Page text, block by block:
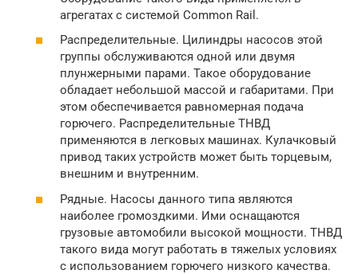
агрегатах с системой Common Rail.
Распределительные. Цилиндры насосов этой
группы обслуживаются одной или двумя
плунжерными парами. Такое оборудование
обладает небольшой массой и габаритами. При
этом обеспечивается равномерная подача
горючего. Распределительные ТНВД
применяются в легковых машинах. Кулачковый
привод таких устройств может быть торцевым,
внешним и внутренним.
Рядные. Насосы данного типа являются
наиболее громоздкими. Ими оснащаются
грузовые автомобили высокой мощности. ТНВД
такого вида могут работать в тяжелых условиях
с использованием горючего низкого качества.